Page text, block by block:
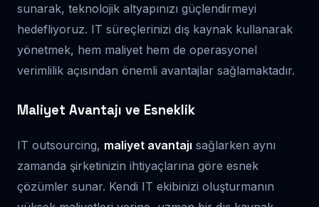
sunarak, teknolojik altyapınızı güçlendirmeyi
hedefliyoruz. IT süreçlerinizi dış kaynak kullanarak
yönetmek, hem maliyet hem de operasyonel
verimlilik açısından önemli avantajlar sağlamaktadır.
Maliyet Avantajı ve Esneklik
IT outsourcing, maliyet avantajı sağlarken aynı
zamanda şirketinizin ihtiyaçlarına göre esnek
çözümler sunar. Kendi IT ekibinizi oluşturmanın